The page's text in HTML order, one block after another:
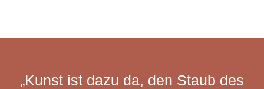
„Kunst ist dazu da, den Staub des